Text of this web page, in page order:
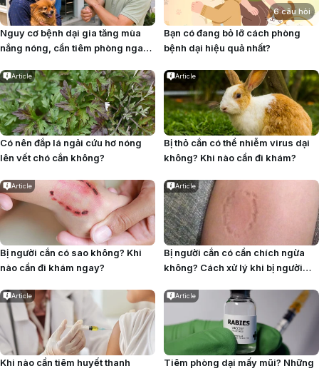
Nguy cơ bệnh dại gia tăng mùa
nắng nóng, cần tiêm phòng ngay
6 câu hỏi
Bạn có đang bỏ lỡ cách phòng
bệnh dại hiệu quả nhất?
Article
Có nên đắp lá ngải cứu hơ nóng
lên vết chó cắn không?
Article
Bị thỏ cắn có thể nhiễm virus dại
không? Khi nào cần đi khám?
Article
Bị người cắn có sao không? Khi
nào cần đi khám ngay?
Article
Bị người cắn có cần chích ngừa
không? Cách xử lý khi bị người
Article
Khi nào cần tiêm huyết thanh
Article
Tiêm phòng dại mấy mũi? Những